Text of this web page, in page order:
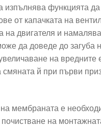
функцията
от капачката на
на двигателя и
да доведе до загуба
на
й при първи
мембраната е
на